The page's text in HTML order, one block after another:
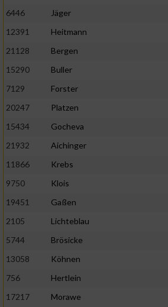
6446
Jäger
12391
Heitmann
21128
Bergen
15290
Buller
7129
Forster
20247
Platzen
15434
Gocheva
21932
Aichinger
11866
Krebs
9750
Klois
19451
Gaßen
2105
Lichteblau
5744
Brösicke
13058
Köhnen
756
Hertlein
17217
Morawe